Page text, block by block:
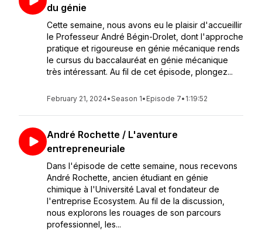
du génie
Cette semaine, nous avons eu le plaisir d'accueillir
le Professeur André Bégin-Drolet, dont l'approche
pratique et rigoureuse en génie mécanique rends
le cursus du baccalauréat en génie mécanique
très intéressant. Au fil de cet épisode, plongez...
February 21, 2024•Season 1• Episode 7• 1:19:52
André Rochette / L'aventure
entrepreneuriale
Dans l'épisode de cette semaine, nous recevons
André Rochette, ancien étudiant en génie
chimique à l'Université Laval et fondateur de
l'entreprise Ecosystem. Au fil de la discussion,
nous explorons les rouages de son parcours
professionnel, les...